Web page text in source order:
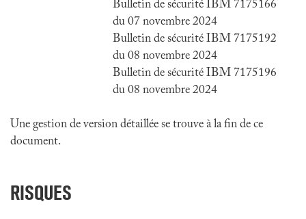
Bulletin de sécurité IBM 7175166
du 07 novembre 2024
Bulletin de sécurité IBM 7175192
du 08 novembre 2024
Bulletin de sécurité IBM 7175196
du 08 novembre 2024
Une gestion de version détaillée se trouve à la fin de ce
document.
RISQUES